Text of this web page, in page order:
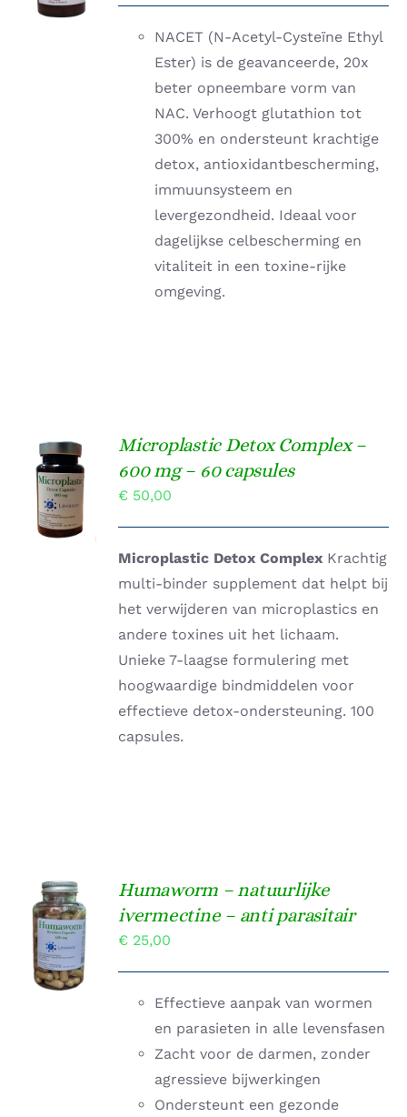
DETAILS
NACET (N-Acetyl-Cysteïne Ethyl
Ester) is de geavanceerde, 20x
beter opneembare vorm van
NAC. Verhoogt glutathion tot
300% en ondersteunt krachtige
detox, antioxidantbescherming,
immuunsysteem en
levergezondheid. Ideaal voor
dagelijkse celbescherming en
vitaliteit in een toxine-rijke
omgeving.
Gewaardeerd
4.00uit 5
TOEVOEGEN
AAN
WINKELWAGEN
/
DETAILS
Microplastic Detox Complex –
600 mg – 60 capsules
€ 50,00
Microplastic Detox Complex Krachtig
multi-binder supplement dat helpt bij
het verwijderen van microplastics en
andere toxines uit het lichaam.
Unieke 7-laagse formulering met
hoogwaardige bindmiddelen voor
effectieve detox-ondersteuning. 100
capsules.
TOEVOEGEN
AAN
WINKELWAGEN
/
DETAILS
Humaworm – natuurlijke
ivermectine – anti parasitair
€ 25,00
Effectieve aanpak van wormen
en parasieten in alle levensfasen
Zacht voor de darmen, zonder
agressieve bijwerkingen
Ondersteunt een gezonde